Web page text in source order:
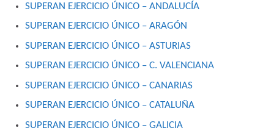
SUPERAN EJERCICIO ÚNICO – ANDALUCÍA
SUPERAN EJERCICIO ÚNICO – ARAGÓN
SUPERAN EJERCICIO ÚNICO – ASTURIAS
SUPERAN EJERCICIO ÚNICO – C. VALENCIANA
SUPERAN EJERCICIO ÚNICO – CANARIAS
SUPERAN EJERCICIO ÚNICO – CATALUÑA
SUPERAN EJERCICIO ÚNICO – GALICIA